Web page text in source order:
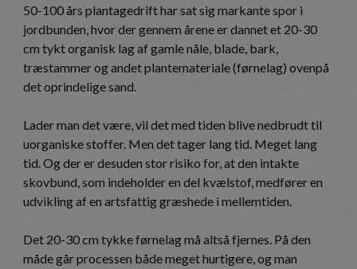
50-100 års plantagedrift har sat sig markante spor i
jordbunden, hvor der gennem årene er dannet et 20-30
cm tykt organisk lag af gamle nåle, blade, bark,
træstammer og andet plantemateriale (førnelag) ovenpå
det oprindelige sand.
Lader man det være, vil det med tiden blive nedbrudt til
uorganiske stoffer. Men det tager lang tid. Meget lang
tid. Og der er desuden stor risiko for, at den intakte
skovbund, som indeholder en del kvælstof, medfører en
udvikling af en artsfattig græshede i mellemtiden.
Det 20-30 cm tykke førnelag må altså fjernes. På den
måde går processen både meget hurtigere, og man